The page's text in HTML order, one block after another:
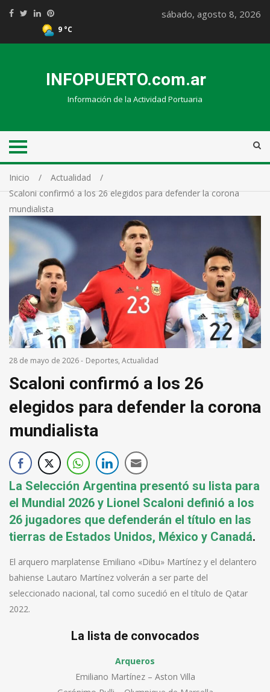
9 °C
sábado, agosto 8, 2026
INFOPUERTO.com.ar
Información de la Actividad Portuaria
Inicio
Actualidad
Scaloni confirmó a los 26 elegidos para defender la corona
mundialista
28 de mayo de 2026- Deportes, Actualidad
Scaloni confirmó a los 26
elegidos para defender la corona
mundialista
La Selección Argentina presentó su lista para
el Mundial 2026 y Lionel Scaloni definió a los
26 jugadores que defenderán el título en las
tierras de Estados Unidos, México y Canadá.
El arquero marplatense Emiliano «Dibu» Martínez y el delantero
bahiense Lautaro Martínez volverán a ser parte del
seleccionado nacional, tal como sucedió en el título de Qatar
2022.
La lista de convocados
Arqueros
Emiliano Martínez – Aston Villa